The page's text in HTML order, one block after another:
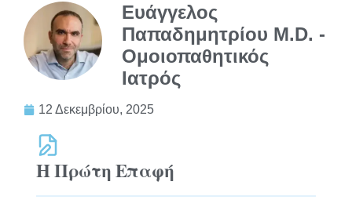
Ευάγγελος
Παπαδημητρίου M.D. -
Ομοιοπαθητικός
Ιατρός
12 Δεκεμβρίου, 2025
Η Πρώτη Επαφή